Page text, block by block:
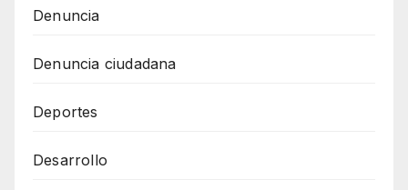
Denuncia
Denuncia ciudadana
Deportes
Desarrollo